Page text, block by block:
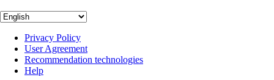
Privacy Policy
User Agreement
Recommendation technologies
Help